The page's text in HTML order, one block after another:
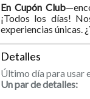
En Cupón Club
¡Todos los días!
experiencias únicas.
Detalles
Último día para usar
Un par de detalles: